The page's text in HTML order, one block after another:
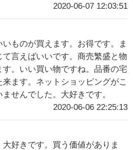
2020-06-07 12:03:51
ものが買えます。お得です。ま
言えばいいです。商売繁盛と物
。いい買い物ですね。品番の宅
ます。ネットショッピングがこ
せんでした。大好きです。
2020-06-06 22:25:13
好きです。買う価値がありま